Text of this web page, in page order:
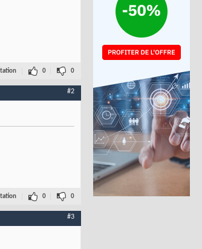
0 0
#2
0 0
#3